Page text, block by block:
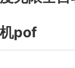
pof